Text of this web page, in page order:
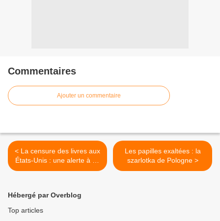
Commentaires
Ajouter un commentaire
< La censure des livres aux
États-Unis : une alerte à ne
pas ignorer
Les papilles exaltées : la
szarlotka de Pologne >
Hébergé par Overblog
Top articles